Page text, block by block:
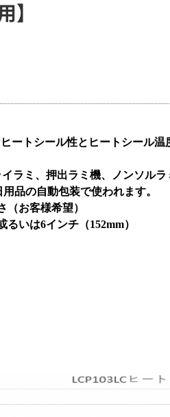
】
ートシール性とヒートシール温
ラミ、押出ラミ機、ノンソルラ
の自動包装で使われます。
（お客様希望）
るいは6インチ（152mm）